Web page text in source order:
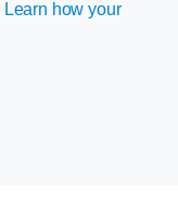
Learn how your